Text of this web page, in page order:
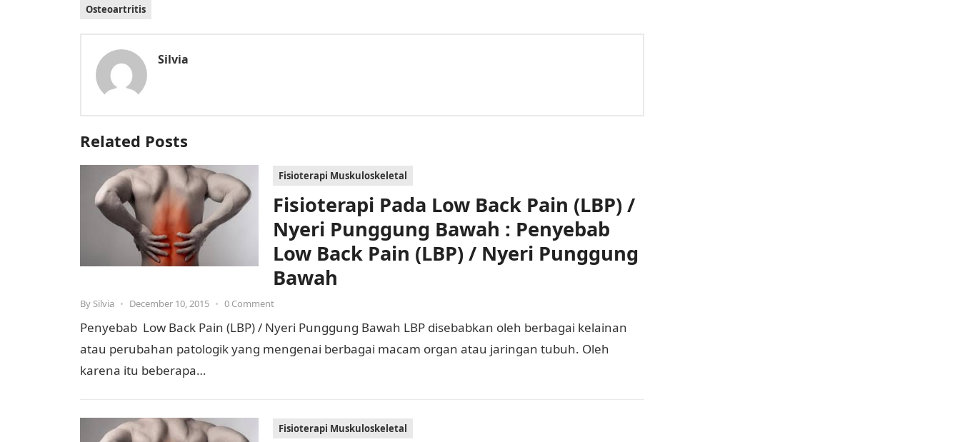
Osteoartritis
Silvia
Related Posts
Fisioterapi Muskuloskeletal
Fisioterapi Pada Low Back Pain (LBP) /
Nyeri Punggung Bawah : Penyebab
Low Back Pain (LBP) / Nyeri Punggung
Bawah
By Silvia • December 10, 2015 • 0 Comment
Penyebab Low Back Pain (LBP) / Nyeri Punggung Bawah LBP disebabkan oleh berbagai kelainan
atau perubahan patologik yang mengenai berbagai macam organ atau jaringan tubuh. Oleh
karena itu beberapa…
Fisioterapi Muskuloskeletal